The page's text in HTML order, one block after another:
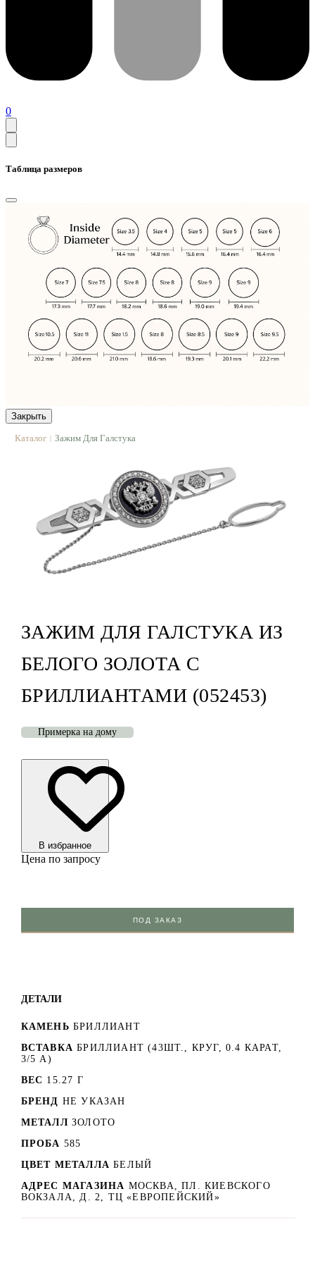
0
Таблица размеров
Закрыть
Каталог | Зажим Для Галстука
ЗАЖИМ ДЛЯ ГАЛСТУКА ИЗ
БЕЛОГО ЗОЛОТА С
БРИЛЛИАНТАМИ (052453)
Примерка на дому
В избранноe
Цена по запросу
ПОД ЗАКАЗ
ДЕТАЛИ
КАМЕНЬ БРИЛЛИАНТ
ВСТАВКА БРИЛЛИАНТ (43ШТ., КРУГ, 0.4 КАРАТ,
3/5 А)
ВЕС 15.27 Г
БРЕНД НЕ УКАЗАН
МЕТАЛЛ ЗОЛОТО
ПРОБА 585
ЦВЕТ МЕТАЛЛА БЕЛЫЙ
АДРЕС МАГАЗИНА МОСКВА, ПЛ. КИЕВСКОГО
ВОКЗАЛА, Д. 2, ТЦ «ЕВРОПЕЙСКИЙ»